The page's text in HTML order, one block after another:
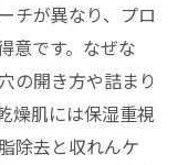
チが異なり、プロ
意です。なぜな
の開き方や詰まり
燥肌には保湿重視
除去と収れんケ